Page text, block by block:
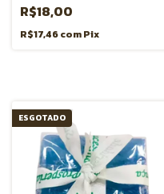
R$18,00
R$17,46comPix
ESGOTADO